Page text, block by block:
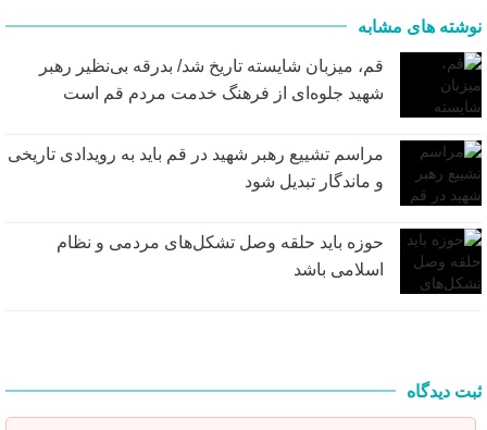
نوشته های مشابه
قم، میزبان شایسته تاریخ شد/ بدرقه بی‌نظیر رهبر
شهید جلوه‌ای از فرهنگ خدمت مردم قم است
مراسم تشییع رهبر شهید در قم باید به رویدادی تاریخی
و ماندگار تبدیل شود
حوزه باید حلقه وصل تشکل‌های مردمی و نظام
اسلامی باشد
ثبت دیدگاه